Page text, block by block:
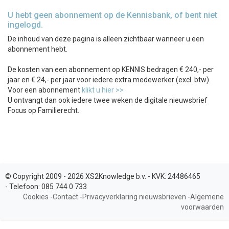
U hebt geen abonnement op de Kennisbank, of bent niet
ingelogd.
De inhoud van deze pagina is alleen zichtbaar wanneer u een
abonnement hebt.
De kosten van een abonnement op KENNIS bedragen € 240,- per
jaar en € 24,- per jaar voor iedere extra medewerker (excl. btw).
Voor een abonnement klikt u hier >>
U ontvangt dan ook iedere twee weken de digitale nieuwsbrief
Focus op Familierecht.
© Copyright 2009 - 2026 XS2Knowledge b.v. - KVK: 24486465
- Telefoon: 085 744 0 733
Cookies -Contact -Privacyverklaring nieuwsbrieven -Algemene
voorwaarden